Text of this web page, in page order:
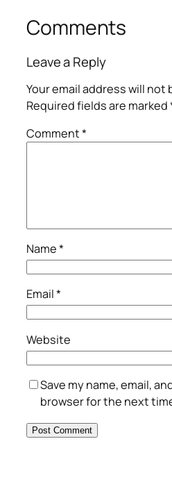
Comments
Leave a Reply
Your email address will not
Required fields are marked
Comment*
Name*
Email*
Website
Save my name, email,
browser for the next